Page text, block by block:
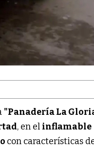
"Panadería La
, en el inflamable
con características